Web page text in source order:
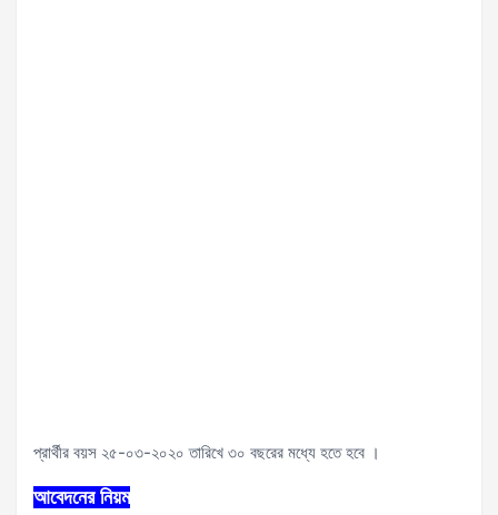
প্রার্থীর বয়স ২৫-০৩-২০২০ তারিখে ৩০ বছরের মধ্যে হতে হবে ।
আবেদনের নিয়ম